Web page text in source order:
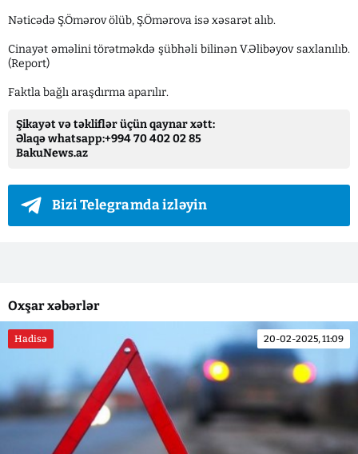
Nəticədə Ş.Ömərov ölüb, Ş.Ömərova isə xəsarət alıb.
Cinayət əməlini törətməkdə şübhəli bilinən V.Əlibəyov saxlanılıb.
(Report)
Faktla bağlı araşdırma aparılır.
Şikayət və təkliflər üçün qaynar xətt:
Əlaqə whatsapp:+994 70 402 02 85
BakuNews.az
Bizi Telegramda izləyin
Oxşar xəbərlər
Hadisə 20-02-2025, 11:09